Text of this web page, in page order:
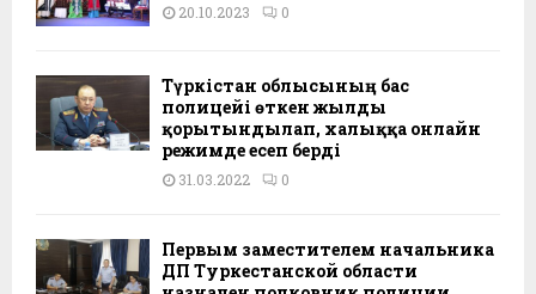
20.10.2023 0
Түркістан облысының бас
полицейі өткен жылды
қорытындылап, халыққа онлайн
режимде есеп берді
31.03.2022 0
Первым заместителем начальника
ДП Туркестанской области